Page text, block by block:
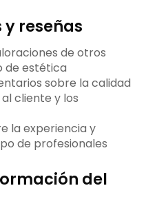
reseñas
de otros
de estética
sobre la calidad
cliente y los
la experiencia y
de profesionales
del